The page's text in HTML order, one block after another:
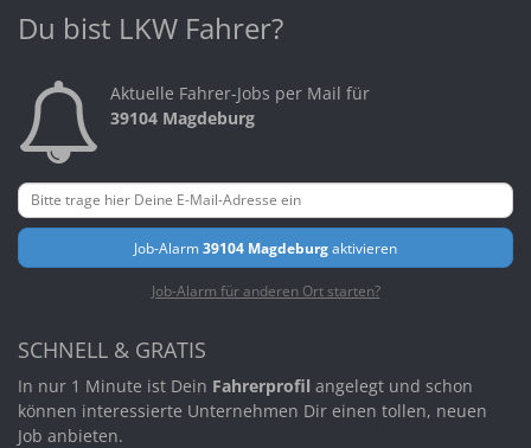
Du bist LKW Fahrer?
Aktuelle Fahrer-Jobs per Mail für
39104 Magdeburg
Job-Alarm39104 Magdeburgaktivieren
Job-Alarm für anderen Ort starten?
SCHNELL & GRATIS
In nur 1 Minute ist Dein Fahrerprofil angelegt und schon
können interessierte Unternehmen Dir einen tollen, neuen
Job anbieten.